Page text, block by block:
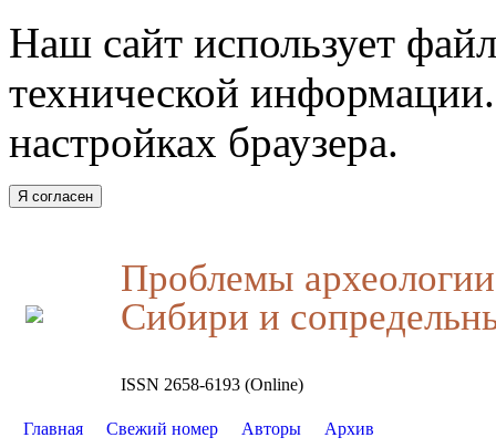
Наш сайт использует
технической
настройках браузера.
Я согласен
Проблемы
Сибири и
ISSN 2658-6193 (Online)
Главная Свежий номер Авторы Архив